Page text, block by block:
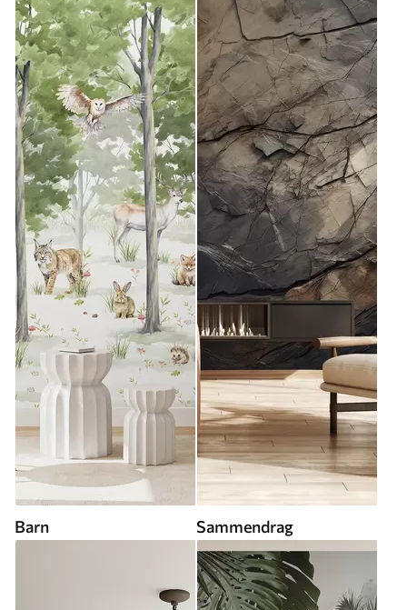
Barn Sammendrag